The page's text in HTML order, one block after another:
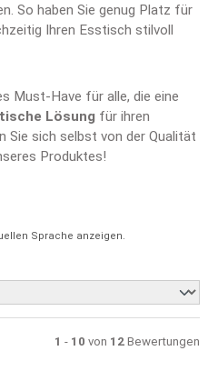
So haben Sie genug Platz für
Ihren Esstisch stilvoll
Must-Have für alle, die eine
Lösung für ihren
Sie sich selbst von der Qualität
Produktes!
Sprache anzeigen.
1 - 10 von 12 Bewertungen